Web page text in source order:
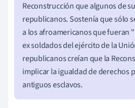
Reconstrucción que algunos de
republicanos. Sostenía que sólo
a los afroamericanos que fueran
ex soldados del ejército de la
republicanos creían que la
implicar la igualdad de derechos
antiguos esclavos.